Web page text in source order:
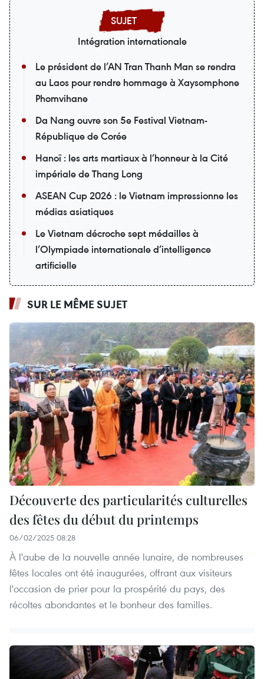
Intégration internationale
Le président de l’AN Tran Thanh Man se rendra
au Laos pour rendre hommage à Xaysomphone
Phomvihane
Da Nang ouvre son 5e Festival Vietnam-
République de Corée
Hanoï : les arts martiaux à l’honneur à la Cité
impériale de Thang Long
ASEAN Cup 2026 : le Vietnam impressionne les
médias asiatiques
Le Vietnam décroche sept médailles à
l’Olympiade internationale d’intelligence
artificielle
SUR LE MÊME SUJET
Découverte des particularités culturelles
des fêtes du début du printemps
06/02/2025 08:28
À l'aube de la nouvelle année lunaire, de nombreuses
fêtes locales ont été inaugurées, offrant aux visiteurs
l'occasion de prier pour la prospérité du pays, des
récoltes abondantes et le bonheur des familles.